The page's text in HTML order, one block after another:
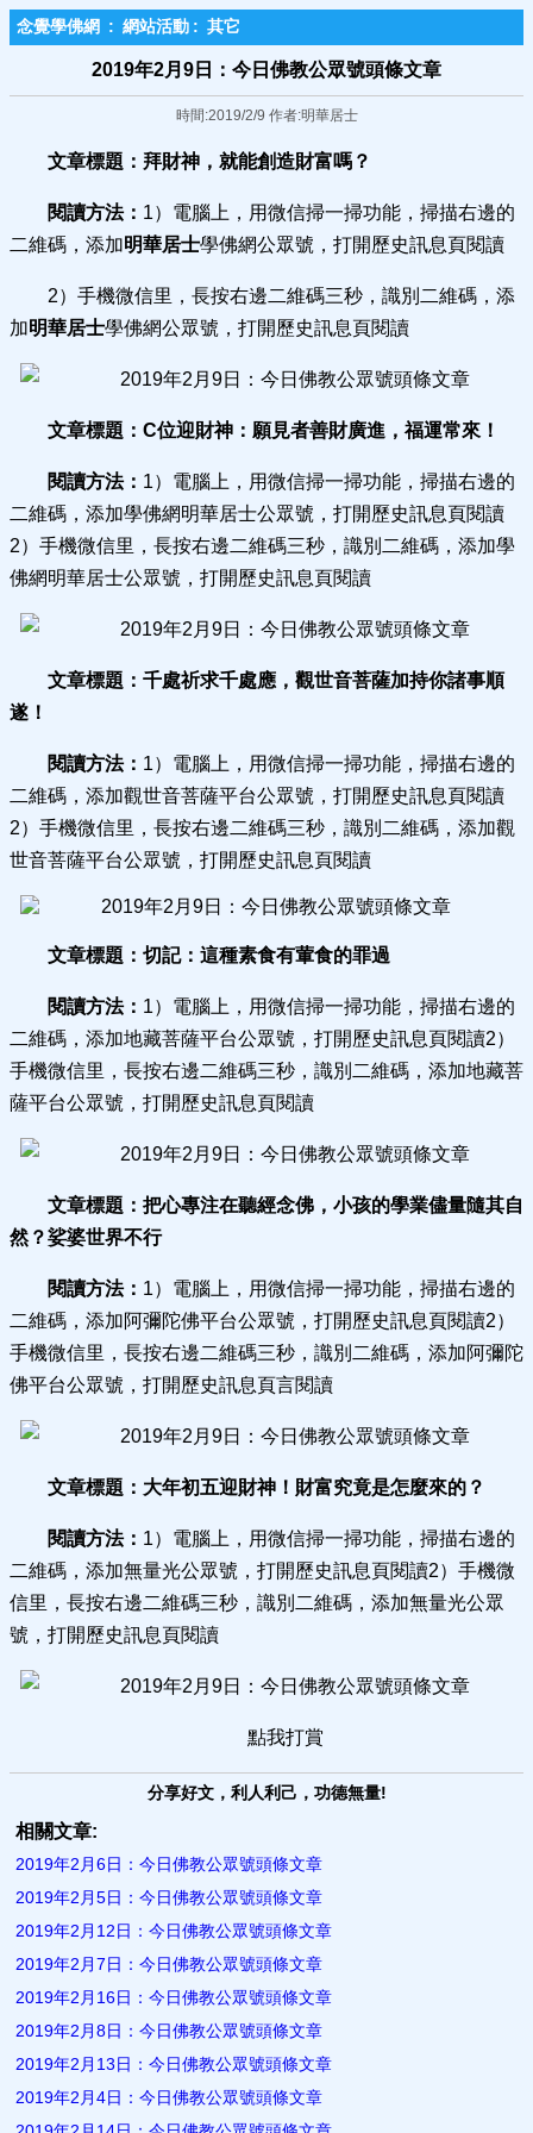
念覺學佛網 : 網站活動 : 其它
2019年2月9日：今日佛教公眾號頭條文章
時間:2019/2/9 作者:明華居士
文章標題： 拜財神，就能創造財富嗎？
閱讀方法： 1）電腦上，用微信掃一掃功能，掃描右邊的
二維碼，添加明華居士學佛網公眾號，打開歷史訊息頁閱讀
2）手機微信里，長按右邊二維碼三秒，識別二維碼，添
加明華居士學佛網公眾號，打開歷史訊息頁閱讀
文章標題： C位迎財神：願見者善財廣進，福運常來！
閱讀方法： 1）電腦上，用微信掃一掃功能，掃描右邊的
二維碼，添加學佛網明華居士公眾號，打開歷史訊息頁閱讀
2）手機微信里，長按右邊二維碼三秒，識別二維碼，添加學
佛網明華居士公眾號，打開歷史訊息頁閱讀
文章標題： 千處祈求千處應，觀世音菩薩加持你諸事順
遂！
閱讀方法： 1）電腦上，用微信掃一掃功能，掃描右邊的
二維碼，添加觀世音菩薩平台公眾號，打開歷史訊息頁閱讀
2）手機微信里，長按右邊二維碼三秒，識別二維碼，添加觀
世音菩薩平台公眾號，打開歷史訊息頁閱讀
文章標題： 切記：這種素食有葷食的罪過
閱讀方法： 1）電腦上，用微信掃一掃功能，掃描右邊的
二維碼，添加地藏菩薩平台公眾號，打開歷史訊息頁閱讀2）
手機微信里，長按右邊二維碼三秒，識別二維碼，添加地藏菩
薩平台公眾號，打開歷史訊息頁閱讀
文章標題：把心專注在聽經念佛，小孩的學業儘量隨其自
然？娑婆世界不行
閱讀方法： 1）電腦上，用微信掃一掃功能，掃描右邊的
二維碼，添加阿彌陀佛平台公眾號，打開歷史訊息頁閱讀2）
手機微信里，長按右邊二維碼三秒，識別二維碼，添加阿彌陀
佛平台公眾號，打開歷史訊息頁言閱讀
文章標題：大年初五迎財神！財富究竟是怎麼來的？
閱讀方法： 1）電腦上，用微信掃一掃功能，掃描右邊的
二維碼，添加無量光公眾號，打開歷史訊息頁閱讀2）手機微
信里，長按右邊二維碼三秒，識別二維碼，添加無量光公眾
號，打開歷史訊息頁閱讀
點我打賞
分享好文，利人利己，功德無量!
相關文章:
2019年2月6日：今日佛教公眾號頭條文章
2019年2月5日：今日佛教公眾號頭條文章
2019年2月12日：今日佛教公眾號頭條文章
2019年2月7日：今日佛教公眾號頭條文章
2019年2月16日：今日佛教公眾號頭條文章
2019年2月8日：今日佛教公眾號頭條文章
2019年2月13日：今日佛教公眾號頭條文章
2019年2月4日：今日佛教公眾號頭條文章